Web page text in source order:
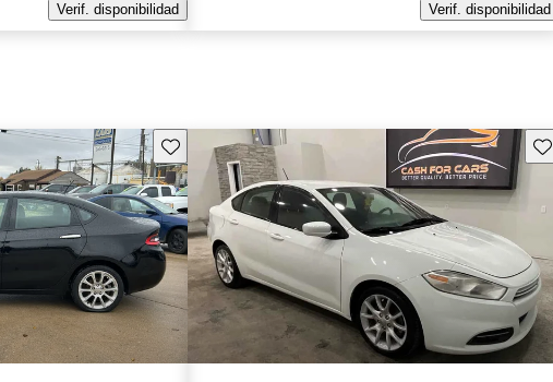
Verif. disponibilidad
Verif. disponibilidad
Guarda este Aviso